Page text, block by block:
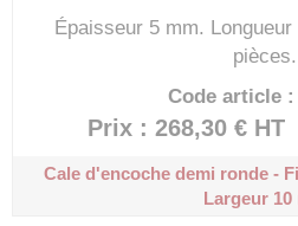
Épaisseur 5 mm.
pièces.
Code article :
Prix : 268,30 € HT
Cale d'encoche demi ronde -
Largeur 10